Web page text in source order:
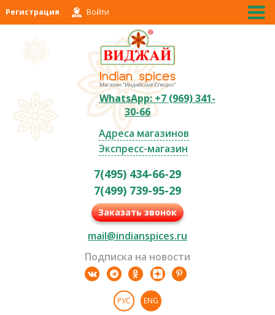
Регистрация Войти
WhatsApp: +7 (969) 341-
30-66
Адреса магазинов
Экспресс-магазин
7(495) 434-66-29
7(499) 739-95-29
Заказать звонок
mail@indianspices.ru
Подписка на новости
РУС ENG